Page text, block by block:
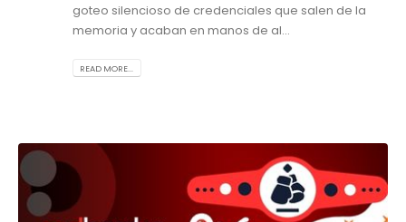
goteo silencioso de credenciales que salen de la
memoria y acaban en manos de al...
READ MORE...